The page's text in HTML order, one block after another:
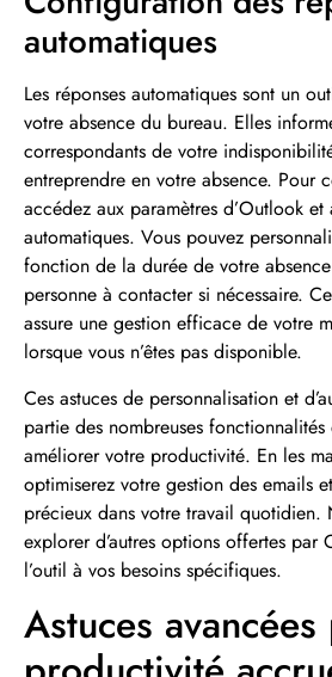
automatiques
Les réponses automatiques sont un
votre absence du bureau. Elles
correspondants de votre
entreprendre en votre absence. Pour
accédez aux paramètres d’Outlook et
automatiques. Vous pouvez
fonction de la durée de votre
personne à contacter si nécessaire.
assure une gestion efficace de votre
lorsque vous n’êtes pas disponible.
Ces astuces de personnalisation et
partie des nombreuses
améliorer votre productivité. En les
optimiserez votre gestion des emails
précieux dans votre travail quotidien.
explorer d’autres options offertes
l’outil à vos besoins spécifiques.
Astuces